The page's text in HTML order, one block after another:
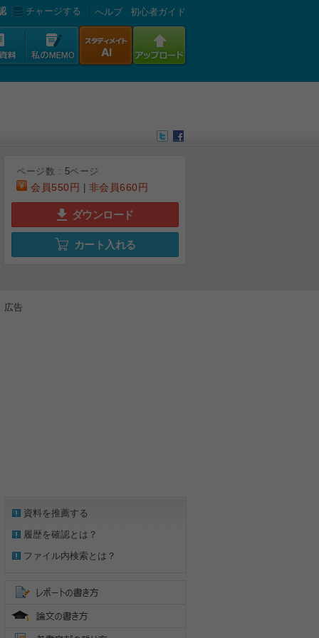
チャージする へルプ 初心者ガイド
ページ数 : 5ページ
会員550円 非会員660円
ダウンロード
カート入れる
広告
資料を推薦する
履歴を確認とは？
ファイル内検索とは？